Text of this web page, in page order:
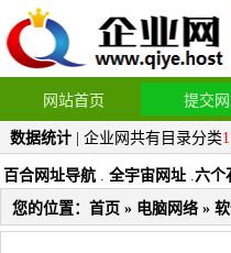
网站首页 提交
数据统计 | 企业网共有目录分类
百合网址导航 . 全宇宙网址 .六个
您的位置： 首页 » 电脑网络 »